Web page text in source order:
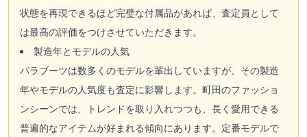
状態を再現できるほど完璧な付属品があれば、査定員として
は最高の評価をつけさせていただきます。
製造年とモデルの人気
パラブーツは数多くのモデルを輩出していますが、その製造
年やモデルの人気度も査定に影響します。町田のファッショ
ンシーンでは、トレンドを取り入れつつも、長く愛用できる
普遍的なアイテムが好まれる傾向にあります。定番モデルで